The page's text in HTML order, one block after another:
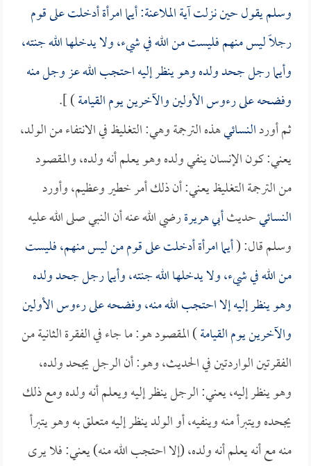
وسلم يقول حين نزلت آية الملاعنة: أيما امرأة أدخلت على قوم
رجلاً ليس منهم فليست من الله في شيء، ولا يدخلها الله جنته،
وأيما رجل جحد ولده وهو ينظر إليه احتجب الله عز وجل منه
وفضحه على رءوس الأولين والآخرين يوم القيامة) ].
ثم أوردالنسائيهذه الترجمة وهي: التغليظ في الانتفاء من الولد،
يعني: كون الإنسان ينفي ولده وهو يعلم أنه ولده، والمقصود
من الترجمة التغليظ يعني: أن ذلك أمر خطير وعظيم، وأورد
النسائيحديثأبي هريرةرضي الله عنه أن النبي صلى الله عليه
وسلم قال: (أيما امرأة أدخلت على قوم من ليس منهم، فليست
من الله في شيء، ولا يدخلها الله جنته، وأيما رجل جحد ولده
وهو ينظر إليه إلا احتجب الله منه، وفضحه على رءوس الأولين
والآخرين يوم القيامة) المقصود هو: ما جاء في الفقرة الثانية من
الفقرتين الواردتين في الحديث، وهو: أن الرجل يجحد ولده،
وهو ينظر إليه، يعني: الرجل ينظر إليه ويعلم أنه ولده ومع ذلك
يجحده ويتبرأ منه وينفيه، أو الولد ينظر إليه متعلق به وهو يتبرأ
منه مع أنه يعلم أنه ولده، (إلا احتجب الله منه) يعني: فلا يرى